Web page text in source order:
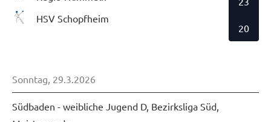
HSV Schopfheim
20
Sonntag, 29.3.2026
Südbaden - weibliche Jugend D, Bezirksliga Süd,